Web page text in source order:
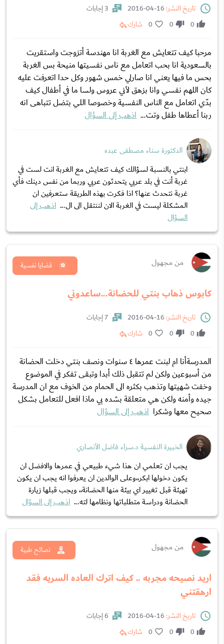
تاريخ النشر:
3 إجابات
0
0
0 شارك
مرحبا كيف تتعايش مع الغربة انا مهندسة أتزوجت واستقريت
بالسعودية انا بحب اتعامل مع ناس نفسيتها منيحة بس الغربة
بحس ما فيها يعني انا صارلي خمس شهور وكل حدا اتعرفت عليه
كان اللهم نفسي وانا بزهق لأني عروس ولسا ما في أطفال كيف
بدّي اتعامل مع الناس النفسية وخصوصا اللي بتضل تتباهى انه
ربنا أعطاها طفل وتت... اذهب إلى السؤال
الدكتورة سناء مصطفى عبده
ابنتي بالنسبة لسؤالك كيف تتعايش مع الغربة انت لست في
غربة أنت في بلد عربي يتحدثون عربي وربما من نفس دينك فأي
غربة نتحدث عنها؟ اذا فكرت بهذه الطريقة ستعرفين ان
المشكلة ليست في الغربة الان لننتقل الى ال... اذهب إلى
السؤال
من مجهول
كابوس ذهاب بنتي للحضانة...ساعدوني
قضايا نفسية
تاريخ النشر:
7 إجابات
0
0
0 شارك
المدرسةأنا ام لبنت عمرها ٤ سنوات ونصف بنتي دخلت الحضانة
من أسبوعين ولكن لم تتقبل ذلك أبدا وتبقى تفكر في الموضوع
وخفت شهيتها وتذهب بكثره الى الحمام من الخوف مع ان المدرسة
جيده وأمنه ولكن هي متعلقة بشده بي ماذا افعل للتعامل بشكل
صحيح معها وشكرا اذهب إلى السؤال
الخبيرة النفسية د.سراء فاضل الأنصاري
يجب ان تعلمي ان هذا شيء طبيعي في عمرها والافضل ان
يكون دخولها ابكر،،وعلى الوالدين ان يعرفوا انه يجب ان يكون
تهيئة قبل تغيير اي بيئة منها الحضانة،، ويجب قبلها زيارة
الحضانة ودراسة متطلباتها ونظامها لته... اذهب إلى السؤال
من مجهول
اريد نصيحه مجربه .. كيف اترك العاده السريه فقد
ارهقتني
نصائح طبية
تاريخ النشر:
6 إجابات
0
0
0 شارك